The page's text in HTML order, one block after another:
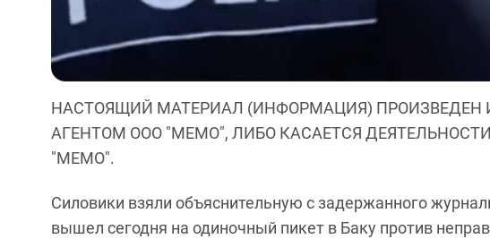
НАСТОЯЩИЙ МАТЕРИАЛ (ИНФОРМАЦИЯ) ПРОИЗВЕДЕН
АГЕНТОМ ООО "МЕМО", ЛИБО КАСАЕТСЯ
"МЕМО".
Силовики взяли объяснительную с задержанного
вышел сегодня на одиночный пикет в Баку против